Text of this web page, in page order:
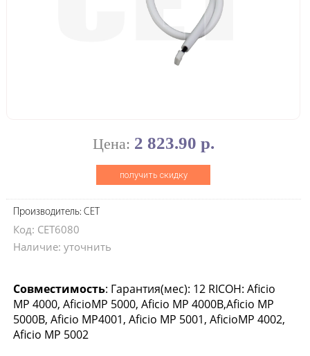
Цена: 2 823.90 р.
получить скидку
Производитель: CET
Код: CET6080
Наличие: уточнить
Совместимость: Гарантия(мес): 12 RICOH: Aficio
MP 4000, AficioMP 5000, Aficio MP 4000B,Aficio MP
5000B, Aficio MP4001, Aficio MP 5001, AficioMP 4002,
Aficio MP 5002